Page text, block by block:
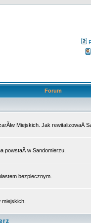
Forum
Miejskich. Jak rewitalizowaÄ
powstaÄ w Sandomierzu.
bezpiecznym.
miejskich.